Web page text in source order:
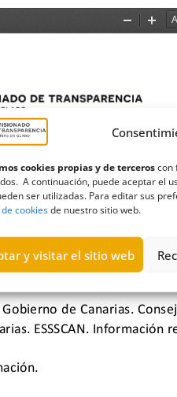
cookies propias y de terceroscon
A continuación, puede aceptar el
ser utilizadas. Para editar sus
cookiesde nuestro sitio web.
y visitar el sitio web